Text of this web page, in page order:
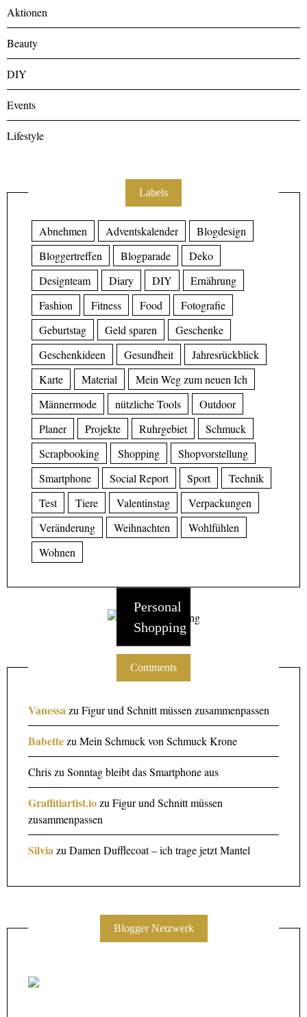
Aktionen
Beauty
DIY
Events
Lifestyle
Labels
Abnehmen Adventskalender
Blogdesign
Bloggertreffen
Blogparade
Deko
Designteam
Diary DIY
Ernährung
Fashion
Fitness Food
Fotografie
Geburtstag
Geld sparen
Geschenke
Geschenkideen
Gesundheit
Jahresrückblick
Karte
Material
Mein Weg zum neuen Ich
Männermode
nützliche Tools
Outdoor
Planer
Projekte Ruhrgebiet
Schmuck
Scrapbooking
Shopping
Shopvorstellung
Smartphone
Social Report Sport
Technik
Test
Tiere Valentinstag
Verpackungen
Veränderung
Weihnachten
Wohlfühlen
Wohnen
Personal
Shopping
Comments
Vanessazu Figur und Schnitt müssen zusammenpassen
Babettezu Mein Schmuck von Schmuck Krone
Chriszu Sonntag bleibt das Smartphone aus
Graffitiartist.iozu Figur und Schnitt müssen
zusammenpassen
Silviazu Damen Dufflecoat – ich trage jetzt Mantel
Blogger Netzwerk